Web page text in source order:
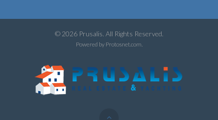
© 2026 Prusalis. All Rights Reserved.
Powered by Protosnet.com.